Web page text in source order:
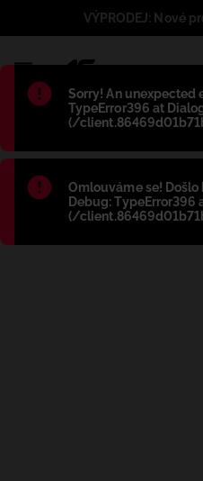
Błąd:
Sorry! An unexpected
TypeError396 at
(/
Błąd:
Omlouváme se! Došlo
Debug: TypeError396
(/
VÝPRODEJ: Nové